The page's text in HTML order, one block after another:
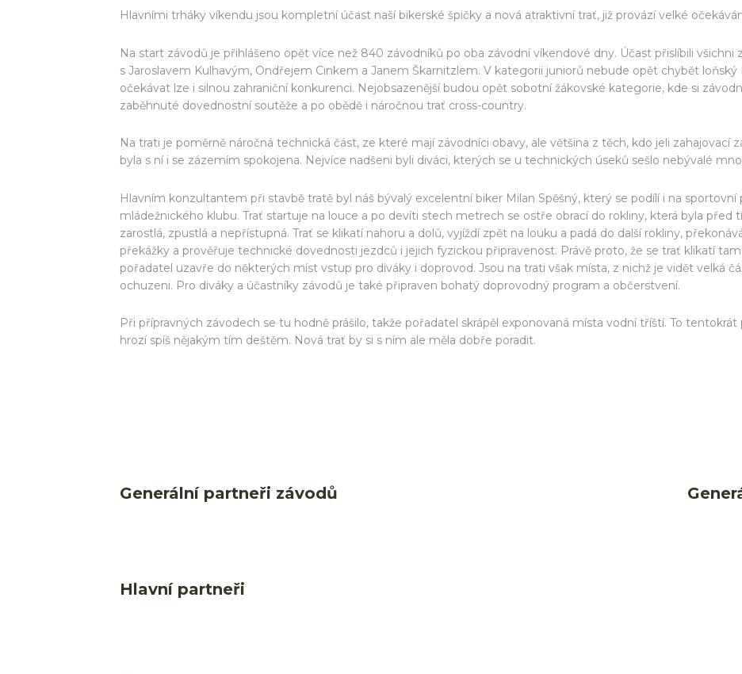
Hlavními trháky víkendu jsou kompletní účast naší bikerské špičky a nová atraktivní trať, již provází velké
Na start závodů je přihlášeno opět více než 840 závodníků po oba závodní víkendové dny. Účast přislíbili všichni
s Jaroslavem Kulhavým, Ondřejem Cinkem a Janem Škarnitzlem. V kategorii juniorů nebude opět chybět loňský
očekávat lze i silnou zahraniční konkurenci. Nejobsazenější budou opět sobotní žákovské kategorie, kde si
zaběhnuté dovednostní soutěže a po obědě i náročnou trať cross-country.
Na trati je poměrně náročná technická část, ze které mají závodníci obavy, ale většina z těch, kdo jeli zahajovací
byla s ní i se zázemím spokojena. Nejvíce nadšeni byli diváci, kterých se u technických úseků sešlo nebývalé
Hlavním konzultantem při stavbě tratě byl náš bývalý excelentní biker Milan Spěšný, který se podílí i na sportovní
mládežnického klubu. Trať startuje na louce a po devíti stech metrech se ostře obrací do rokliny, která byla před
zarostlá, zpustlá a nepřístupná. Trať se klikatí nahoru a dolů, vyjíždí zpět na louku a padá do další rokliny,
překážky a prověřuje technické dovednosti jezdců i jejich fyzickou připravenost. Právě proto, že se trať klikatí
pořadatel uzavře do některých míst vstup pro diváky i doprovod. Jsou na trati však místa, z nichž je vidět velká
ochuzeni. Pro diváky a účastníky závodů je také připraven bohatý doprovodný program a občerstvení.
Při přípravných závodech se tu hodně prášilo, takže pořadatel skrápěl exponovaná místa vodní tříští. To
hrozí spíš nějakým tím deštěm. Nová trať by si s ním ale měla dobře poradit.
Generální partneři závodů
Hlavní partneři